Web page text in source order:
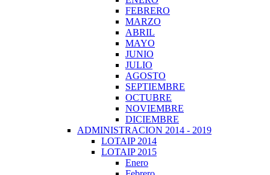
FEBRERO
MARZO
ABRIL
MAYO
JUNIO
JULIO
AGOSTO
SEPTIEMBRE
OCTUBRE
NOVIEMBRE
DICIEMBRE
ADMINISTRACION 2014 - 2019
LOTAIP 2014
LOTAIP 2015
Enero